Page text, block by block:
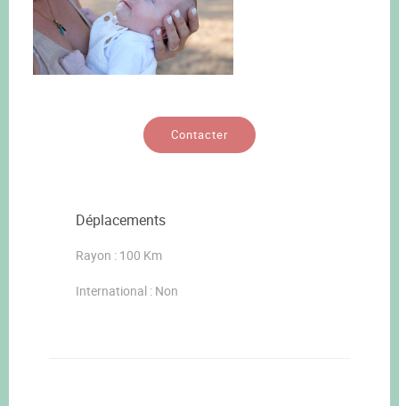
Contacter
Déplacements
Rayon : 100 Km
International : Non